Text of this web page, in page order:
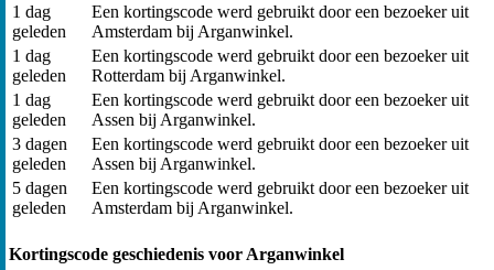
1 dag
geleden
Een kortingscode werd gebruikt door een bezoeker uit
Amsterdam bij Arganwinkel.
1 dag
geleden
Een kortingscode werd gebruikt door een bezoeker uit
Rotterdam bij Arganwinkel.
1 dag
geleden
Een kortingscode werd gebruikt door een bezoeker uit
Assen bij Arganwinkel.
3 dagen
geleden
Een kortingscode werd gebruikt door een bezoeker uit
Assen bij Arganwinkel.
5 dagen
geleden
Een kortingscode werd gebruikt door een bezoeker uit
Amsterdam bij Arganwinkel.
Kortingscode geschiedenis voor Arganwinkel